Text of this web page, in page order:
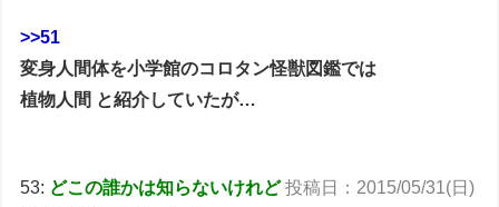
>>51
変身人間体を小学館のコロタン怪獣図鑑では
植物人間 と紹介していたが…
53: どこの誰かは知らないけれど 投稿日：2015/05/31(日)